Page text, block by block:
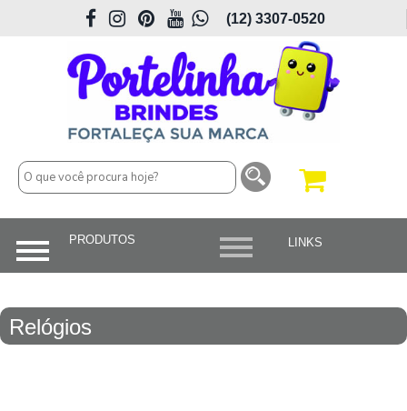
(12) 3307-0520
Relógios